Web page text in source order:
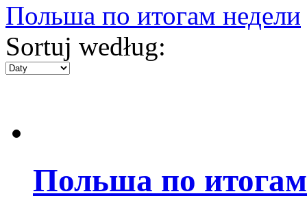
Польша по итогам недели
Sortuj według:
Польша по итогам